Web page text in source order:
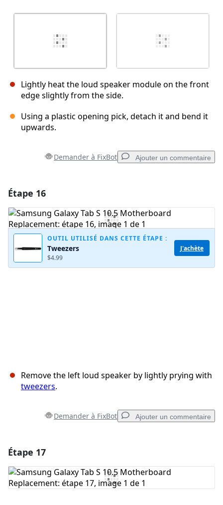
Lightly heat the loud speaker module on the front
edge slightly from the side.
Using a plastic opening pick, detach it and bend it
upwards.
Demander à FixBot Ajouter un commentaire
Ajouter un commentaire
Étape 16
OUTIL UTILISÉ DANS CETTE ÉTAPE :
Tweezers
$4.99
J'achète
Remove the left loud speaker by lightly prying with
tweezers.
Demander à FixBot Ajouter un commentaire
Ajouter un commentaire
Étape 17